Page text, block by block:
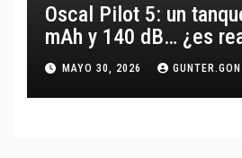
Oscal Pilot 5: un
mAh y 140 dB… ¿es
MAYO 30, 2026